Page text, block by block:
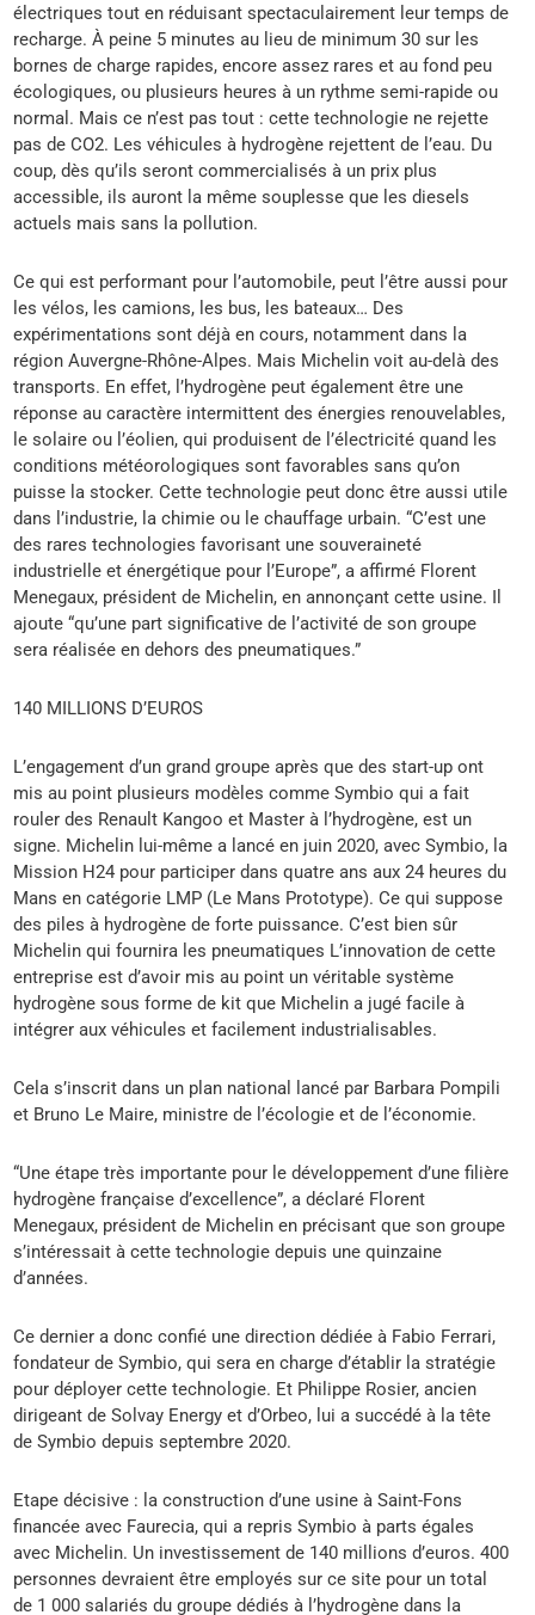
électriques tout en réduisant spectaculairement leur temps de
recharge. À peine 5 minutes au lieu de minimum 30 sur les
bornes de charge rapides, encore assez rares et au fond peu
écologiques, ou plusieurs heures à un rythme semi-rapide ou
normal. Mais ce n’est pas tout : cette technologie ne rejette
pas de CO2. Les véhicules à hydrogène rejettent de l’eau. Du
coup, dès qu’ils seront commercialisés à un prix plus
accessible, ils auront la même souplesse que les diesels
actuels mais sans la pollution.
Ce qui est performant pour l’automobile, peut l’être aussi pour
les vélos, les camions, les bus, les bateaux… Des
expérimentations sont déjà en cours, notamment dans la
région Auvergne-Rhône-Alpes. Mais Michelin voit au-delà des
transports. En effet, l’hydrogène peut également être une
réponse au caractère intermittent des énergies renouvelables,
le solaire ou l’éolien, qui produisent de l’électricité quand les
conditions météorologiques sont favorables sans qu’on
puisse la stocker. Cette technologie peut donc être aussi utile
dans l’industrie, la chimie ou le chauffage urbain. “C’est une
des rares technologies favorisant une souveraineté
industrielle et énergétique pour l’Europe”, a affirmé Florent
Menegaux, président de Michelin, en annonçant cette usine. Il
ajoute “qu’une part significative de l’activité de son groupe
sera réalisée en dehors des pneumatiques.”
140 MILLIONS D’EUROS
L’engagement d’un grand groupe après que des start-up ont
mis au point plusieurs modèles comme Symbio qui a fait
rouler des Renault Kangoo et Master à l’hydrogène, est un
signe. Michelin lui-même a lancé en juin 2020, avec Symbio, la
Mission H24 pour participer dans quatre ans aux 24 heures du
Mans en catégorie LMP (Le Mans Prototype). Ce qui suppose
des piles à hydrogène de forte puissance. C’est bien sûr
Michelin qui fournira les pneumatiques L’innovation de cette
entreprise est d’avoir mis au point un véritable système
hydrogène sous forme de kit que Michelin a jugé facile à
intégrer aux véhicules et facilement industrialisables.
Cela s’inscrit dans un plan national lancé par Barbara Pompili
et Bruno Le Maire, ministre de l’écologie et de l’économie.
“Une étape très importante pour le développement d’une filière
hydrogène française d’excellence”, a déclaré Florent
Menegaux, président de Michelin en précisant que son groupe
s’intéressait à cette technologie depuis une quinzaine
d’années.
Ce dernier a donc confié une direction dédiée à Fabio Ferrari,
fondateur de Symbio, qui sera en charge d’établir la stratégie
pour déployer cette technologie. Et Philippe Rosier, ancien
dirigeant de Solvay Energy et d’Orbeo, lui a succédé à la tête
de Symbio depuis septembre 2020.
Etape décisive : la construction d’une usine à Saint-Fons
financée avec Faurecia, qui a repris Symbio à parts égales
avec Michelin. Un investissement de 140 millions d’euros. 400
personnes devraient être employés sur ce site pour un total
de 1 000 salariés du groupe dédiés à l’hydrogène dans la